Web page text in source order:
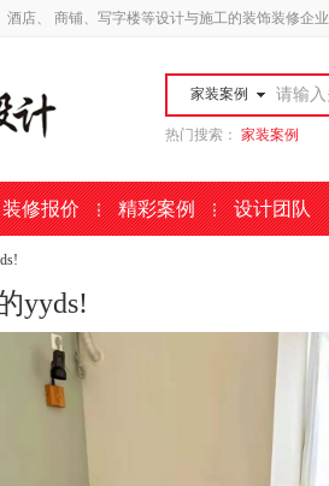
店、 商铺、写字楼等设计与施工的装饰装修企业
家装案例
热门搜索： 家装案例
装修报价 精彩案例 设计团队
yyds!